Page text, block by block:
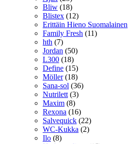
Bliw (18)
Blistex (12)
Erittäin Hieno Suomalainen
Family Fresh (11)
hth (7)
Jordan (50)
L300 (18)
Define (15)
Möller (18)
Sana-sol (36)
Nutrilett (3)
Maxim (8)
Rexona (16)
Salvequick (22)
WC-Kukka (2)
Ilo (8)